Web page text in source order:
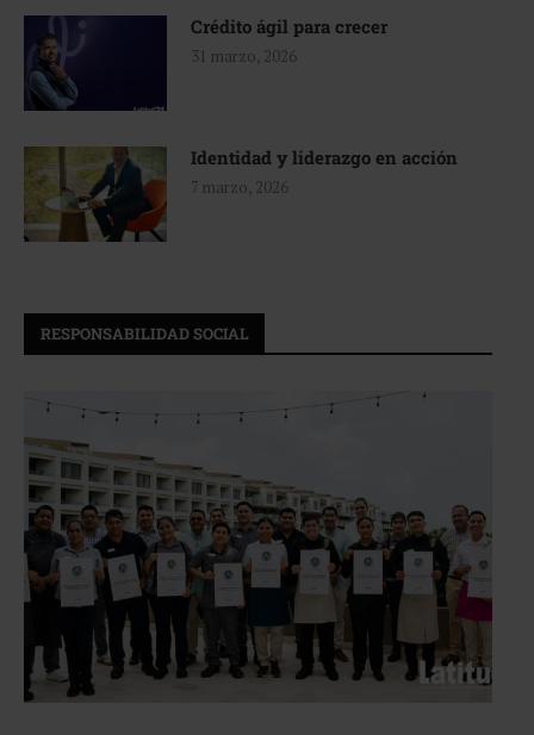
Crédito ágil para crecer
31 marzo, 2026
Identidad y liderazgo en acción
7 marzo, 2026
RESPONSABILIDAD SOCIAL